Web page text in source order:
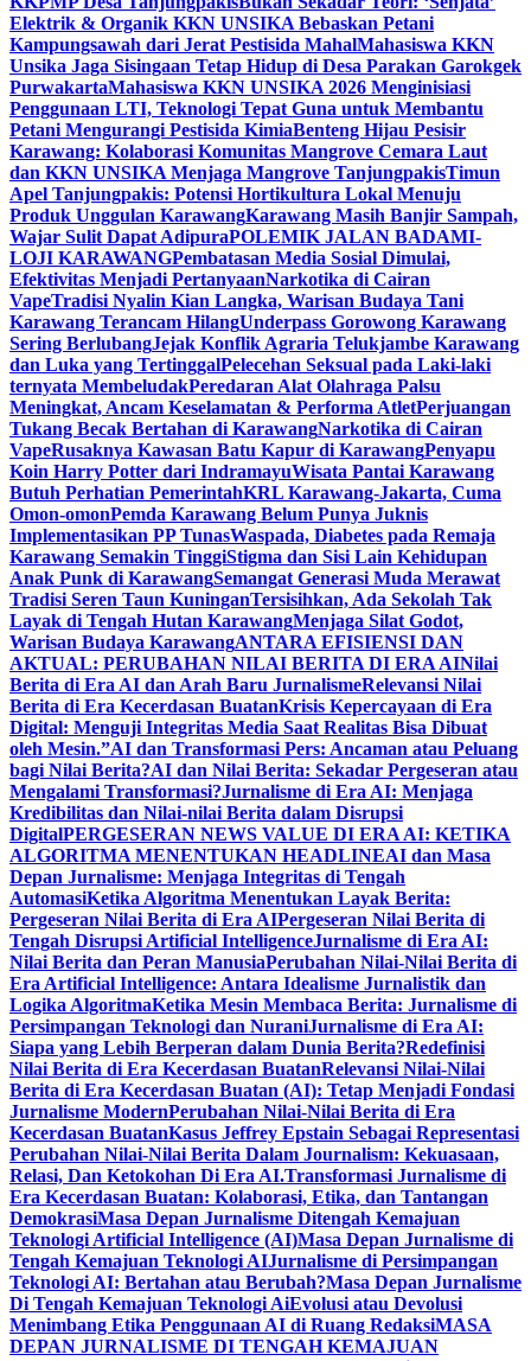
Elektrik & Organik KKN UNSIKA Bebaskan Petani
Kampungsawah dari Jerat Pestisida MahalMahasiswa KKN
Unsika Jaga Sisingaan Tetap Hidup di Desa Parakan Garokgek
PurwakartaMahasiswa KKN UNSIKA 2026 Menginisiasi
Penggunaan LTI, Teknologi Tepat Guna untuk Membantu
Petani Mengurangi Pestisida KimiaBenteng Hijau Pesisir
Karawang: Kolaborasi Komunitas Mangrove Cemara Laut
dan KKN UNSIKA Menjaga Mangrove TanjungpakisTimun
Apel Tanjungpakis: Potensi Hortikultura Lokal Menuju
Produk Unggulan KarawangKarawang Masih Banjir Sampah,
Wajar Sulit Dapat AdipuraPOLEMIK JALAN BADAMI-
LOJI KARAWANGPembatasan Media Sosial Dimulai,
Efektivitas Menjadi PertanyaanNarkotika di Cairan
VapeTradisi Nyalin Kian Langka, Warisan Budaya Tani
Karawang Terancam HilangUnderpass Gorowong Karawang
Sering BerlubangJejak Konflik Agraria Telukjambe Karawang
dan Luka yang TertinggalPelecehan Seksual pada Laki-laki
ternyata MembeludakPeredaran Alat Olahraga Palsu
Meningkat, Ancam Keselamatan & Performa AtletPerjuangan
Tukang Becak Bertahan di KarawangNarkotika di Cairan
VapeRusaknya Kawasan Batu Kapur di KarawangPenyapu
Koin Harry Potter dari IndramayuWisata Pantai Karawang
Butuh Perhatian PemerintahKRL Karawang-Jakarta, Cuma
Omon-omonPemda Karawang Belum Punya Juknis
Implementasikan PP TunasWaspada, Diabetes pada Remaja
Karawang Semakin TinggiStigma dan Sisi Lain Kehidupan
Anak Punk di KarawangSemangat Generasi Muda Merawat
Tradisi Seren Taun KuninganTersisihkan, Ada Sekolah Tak
Layak di Tengah Hutan KarawangMenjaga Silat Godot,
Warisan Budaya KarawangANTARA EFISIENSI DAN
AKTUAL: PERUBAHAN NILAI BERITA DI ERA AINilai
Berita di Era AI dan Arah Baru JurnalismeRelevansi Nilai
Berita di Era Kecerdasan BuatanKrisis Kepercayaan di Era
Digital: Menguji Integritas Media Saat Realitas Bisa Dibuat
oleh Mesin.”AI dan Transformasi Pers: Ancaman atau Peluang
bagi Nilai Berita?AI dan Nilai Berita: Sekadar Pergeseran atau
Mengalami Transformasi?Jurnalisme di Era AI: Menjaga
Kredibilitas dan Nilai-nilai Berita dalam Disrupsi
DigitalPERGESERAN NEWS VALUE DI ERA AI: KETIKA
ALGORITMA MENENTUKAN HEADLINEAI dan Masa
Depan Jurnalisme: Menjaga Integritas di Tengah
AutomasiKetika Algoritma Menentukan Layak Berita:
Pergeseran Nilai Berita di Era AIPergeseran Nilai Berita di
Tengah Disrupsi Artificial IntelligenceJurnalisme di Era AI:
Nilai Berita dan Peran ManusiaPerubahan Nilai-Nilai Berita di
Era Artificial Intelligence: Antara Idealisme Jurnalistik dan
Logika AlgoritmaKetika Mesin Membaca Berita: Jurnalisme di
Persimpangan Teknologi dan NuraniJurnalisme di Era AI:
Siapa yang Lebih Berperan dalam Dunia Berita?Redefinisi
Nilai Berita di Era Kecerdasan BuatanRelevansi Nilai-Nilai
Berita di Era Kecerdasan Buatan (AI): Tetap Menjadi Fondasi
Jurnalisme ModernPerubahan Nilai-Nilai Berita di Era
Kecerdasan BuatanKasus Jeffrey Epstain Sebagai Representasi
Perubahan Nilai-Nilai Berita Dalam Journalism: Kekuasaan,
Relasi, Dan Ketokohan Di Era AI.Transformasi Jurnalisme di
Era Kecerdasan Buatan: Kolaborasi, Etika, dan Tantangan
DemokrasiMasa Depan Jurnalisme Ditengah Kemajuan
Teknologi Artificial Intelligence (AI)Masa Depan Jurnalisme di
Tengah Kemajuan Teknologi AIJurnalisme di Persimpangan
Teknologi AI: Bertahan atau Berubah?Masa Depan Jurnalisme
Di Tengah Kemajuan Teknologi AiEvolusi atau Devolusi
Menimbang Etika Penggunaan AI di Ruang RedaksiMASA
DEPAN JURNALISME DI TENGAH KEMAJUAN